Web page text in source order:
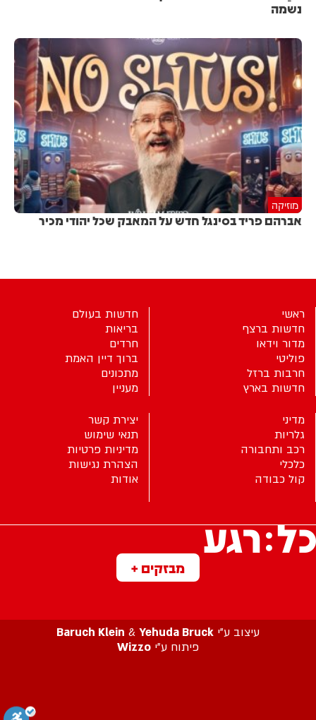
נשמה
מוזיקה
אברהם פריד בסינגל חדש על המאבק שכל יהודי מכיר
מבזקים +
ראשי
חדשות ברצף
מדור וידאו
פוליטי
חרבות ברזל
חדשות בארץ
חדשות בעולם
בריאות
חרדים
ברוך דיין האמת
מתכונים
מעניין
מדיני
גלריות
רכב ותחבורה
כלכלי
קול כבודה
יצירת קשר
תנאי שימוש
מדיניות פרטיות
הצהרת נגישות
אודות
עיצוב ע”י Baruch Klein & Yehuda Bruck
פיתוח ע”י Wizzo